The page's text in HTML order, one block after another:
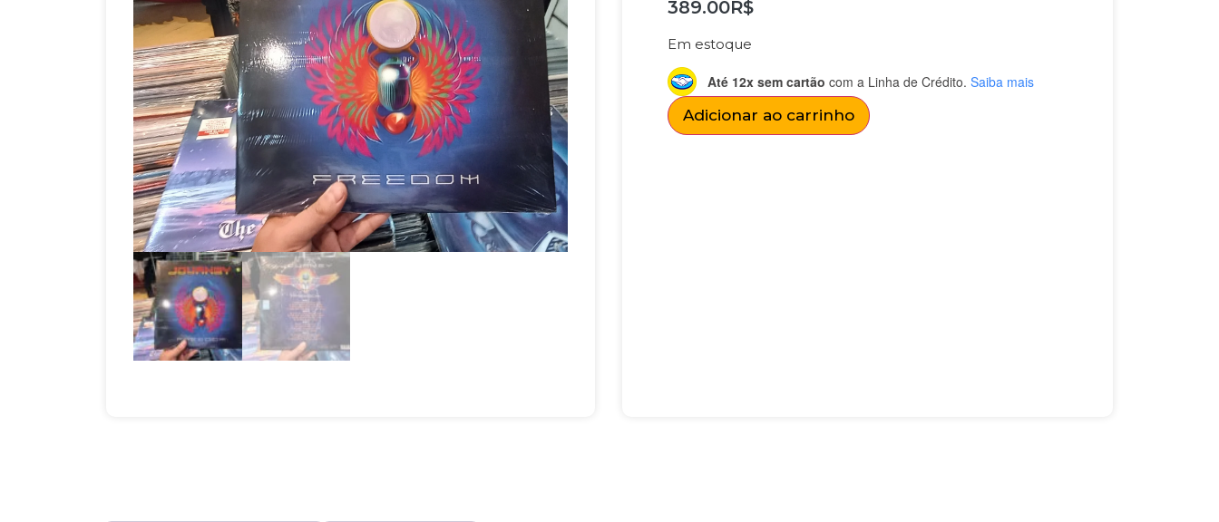
389.00R$
Em estoque
Até 12x sem cartão com a Linha de Crédito. Saiba mais
Adicionar ao carrinho